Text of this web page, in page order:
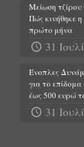
Μείωση τζίρου
Πώς κινήθηκε
πρώτο μήνα
31
Ένοπλες
για το επίδομα
έως 500 ευρώ
31